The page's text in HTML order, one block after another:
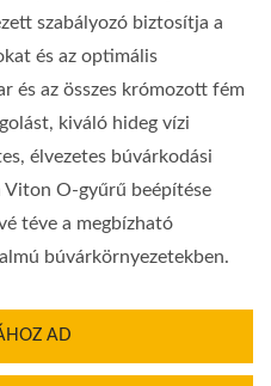
szabályozó biztosítja a
és az optimális
és az összes krómozott fém
kiváló hideg vízi
élvezetes búvárkodási
O-gyűrű beépítése
téve a megbízható
búvárkörnyezetekben.
AD